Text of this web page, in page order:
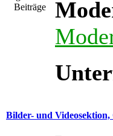
Bilder- und